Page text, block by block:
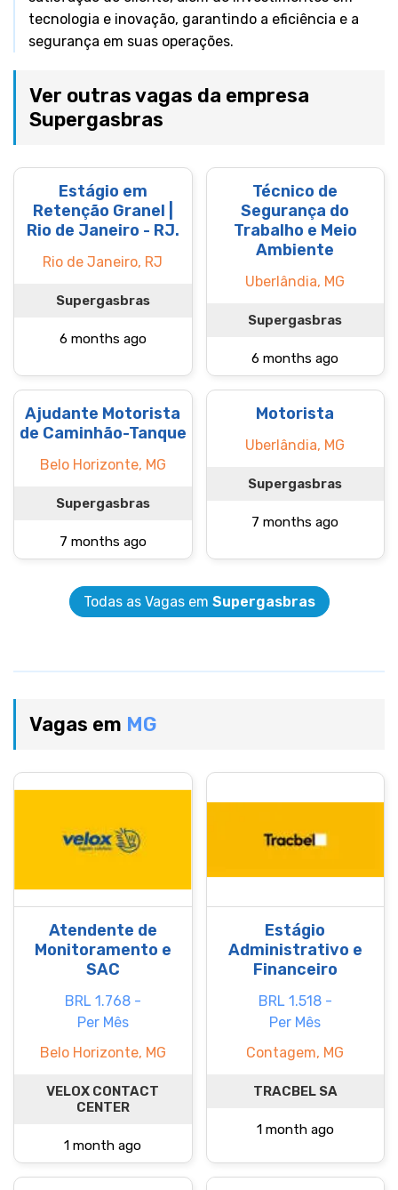
tecnologia e inovação, garantindo a eficiência e a
segurança em suas operações.
Ver outras vagas da empresa
Supergasbras
Estágio em
Retenção Granel |
Rio de Janeiro - RJ.
Rio de Janeiro, RJ
Supergasbras
6 months ago
Técnico de
Segurança do
Trabalho e Meio
Ambiente
Uberlândia, MG
Supergasbras
6 months ago
Ajudante Motorista
de Caminhão-Tanque
Belo Horizonte, MG
Supergasbras
7 months ago
Motorista
Uberlândia, MG
Supergasbras
7 months ago
Todas as Vagas em Supergasbras
Vagas em MG
Atendente de
Monitoramento e
SAC
BRL 1.768 -
Per Mês
Belo Horizonte, MG
VELOX CONTACT
CENTER
1 month ago
Estágio
Administrativo e
Financeiro
BRL 1.518 -
Per Mês
Contagem, MG
TRACBEL SA
1 month ago